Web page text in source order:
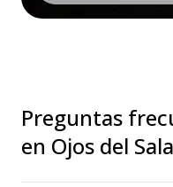
Preguntas
en Ojos del